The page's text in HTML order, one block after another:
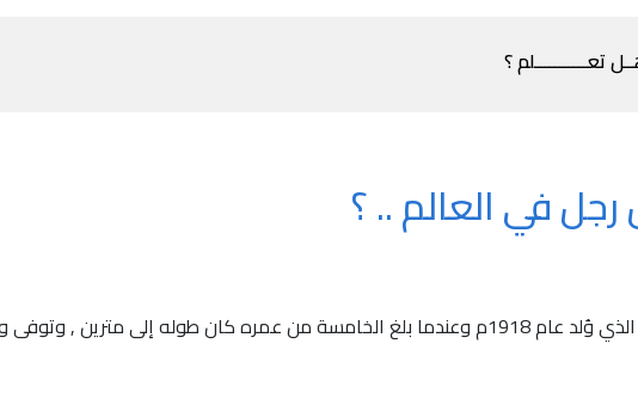
تعـــــــــــلم ؟
في العالم .. ؟
أطول رجل في العالم كان روبير ودلو الذي وُلد عام 1918م وعندما بلغ الخامسة من عمره